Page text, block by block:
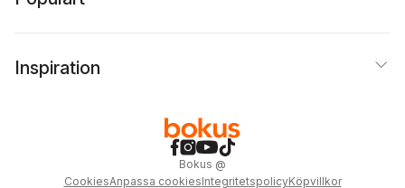
Inspiration
Bokus @
CookiesAnpassa cookiesIntegritetspolicyKöpvillkor